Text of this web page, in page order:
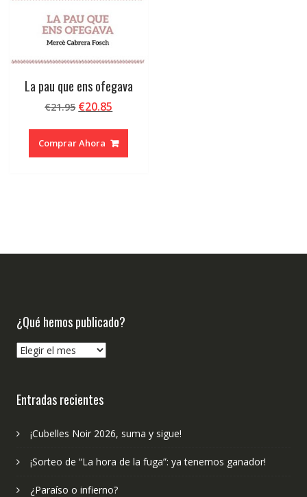
La pau que ens ofegava
€21.95 El
original
era:
€20.85
actual
es:
Comprar Ahora
¿Qué hemos publicado?
¿Qué
Entradas recientes
¡Cubelles Noir 2026, suma y sigue!
¡Sorteo de “La hora de la fuga”: ya tenemos ganador!
¿Paraíso o infierno?